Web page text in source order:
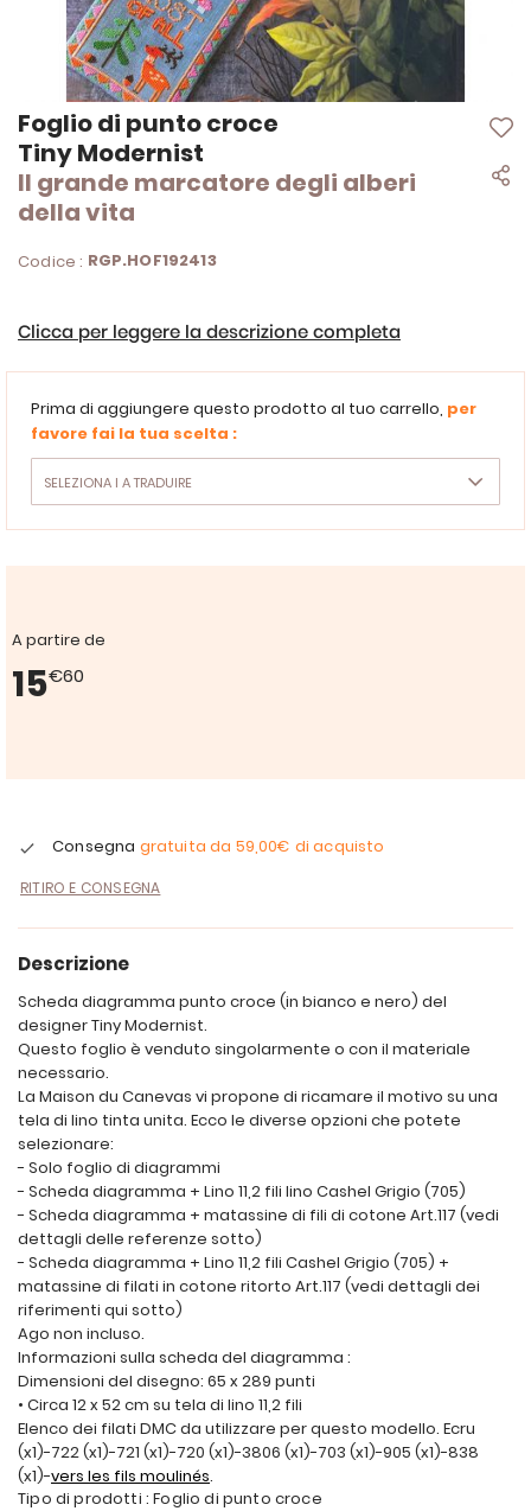
Foglio di punto croce
Tiny Modernist
Il grande marcatore degli alberi
della vita
Codice : RGP.HOF192413
Clicca per leggere la descrizione completa
Prima di aggiungere questo prodotto al tuo carrello, per
favore fai la tua scelta :
A partire de
15€60
Consegna gratuita da 59,00€ di acquisto
RITIRO E CONSEGNA
Vai
all'inizio
della
galleria
di
Descrizione
Scheda diagramma punto croce (in bianco e nero) del
designer Tiny Modernist.
Questo foglio è venduto singolarmente o con il materiale
necessario.
La Maison du Canevas vi propone di ricamare il motivo su una
tela di lino tinta unita. Ecco le diverse opzioni che potete
selezionare:
- Solo foglio di diagrammi
- Scheda diagramma + Lino 11,2 fili lino Cashel Grigio (705)
- Scheda diagramma + matassine di fili di cotone Art.117 (vedi
dettagli delle referenze sotto)
- Scheda diagramma + Lino 11,2 fili Cashel Grigio (705) +
matassine di filati in cotone ritorto Art.117 (vedi dettagli dei
riferimenti qui sotto)
Ago non incluso.
Informazioni sulla scheda del diagramma :
Dimensioni del disegno: 65 x 289 punti
• Circa 12 x 52 cm su tela di lino 11,2 fili
Elenco dei filati DMC da utilizzare per questo modello. Ecru
(x1)-722 (x1)-721 (x1)-720 (x1)-3806 (x1)-703 (x1)-905 (x1)-838
(x1)-vers les fils moulinés.
Tipo di prodotti : Foglio di punto croce